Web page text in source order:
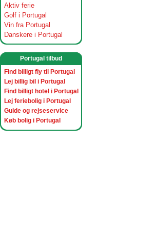
Aktiv ferie
Golf i Portugal
Vin fra Portugal
Danskere i Portugal
Portugal tilbud
Find billigt fly til Portugal
Lej billig bil i Portugal
Find billigt hotel i Portugal
Lej feriebolig i Portugal
Guide og rejseservice
Køb bolig i Portugal